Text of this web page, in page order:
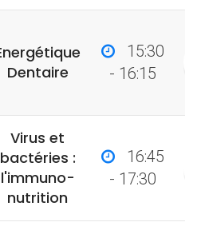
Dentaire
15:30
- 16:15
Virus et
bactéries :
l'immuno-
nutrition
16:45
- 17:30